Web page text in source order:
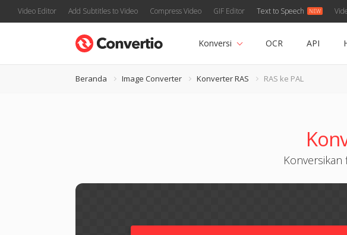
Video Editor Add Subtitles to Video Compress Video GIF Editor Text to Speech
Konversi OCR API
Beranda Image Converter Konverter RAS RAS ke PAL